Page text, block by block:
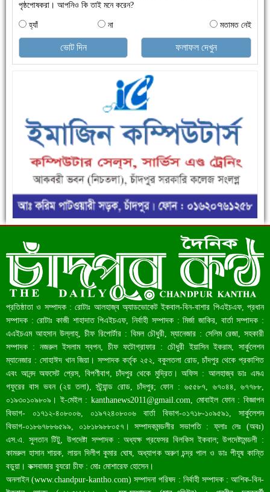
এক সপ্তাহে শনাক্ত বেড়েছে ৫৫%, মৃত্যু ৪৬%
ফরিদগঞ্জে ড্রেন ও সড়ক নির্মাণে ধীরগতি জনদুর্ভোগ চরমে
রেকর্ড ৪৫.৪৬ বিলিয়ন ডলারের রিজার্ভ
বাংলাদেশ আজ মধ্যম আয়ের দেশে উন্নীত হওয়ার পথে
পৃষ্ঠপোষকরা। আপনিও কি তাই মনে করেন?
হ্যাঁ না মতামত নেই
ভোট দিন ফলাফল দেখুন
প্রতিষ্ঠাতা ও সম্পাদক : রোটাঃ আলহাজ্ব অ্যাডভোকেট ইকবাল-বিন-বাশার পিএইচএফ, প্রধান
সম্পাদক : রোটাঃ কাজী শাহাদাত পিএইচএফ, নির্বাহী সম্পাদক : মির্জা জাকির, বার্তা সম্পাদক :
এএইচএম আহসান উল্লাহ্, চীফ রিপোর্টার : বিমল চৌধুরী, ম্যানেজার : সেলিম রেজা, সহকারী
সম্পাদক : নজরুল ইসলাম স্বপন, চীফ ফটোগ্রাফার : চৌধুরী ইয়াসিন ইকরাম, সার্কুলেশন
ম্যানেজার : সোহাঈদ খান জিয়া। সম্পাদক কর্তৃক ২৫২, বকুলতলা রোড, চাঁদপুর থেকে প্রকাশিত
এবং আনন্দ অফসেট প্রেস, বিপণীবাগ, চাঁদপুর থেকে মুদ্রিত। অফিস : আলহাজ্ব ডাঃ এমএ
গফুরের বাস ভবন (২য় তলা), স্ট্র্যান্ড রোড, চাঁদপুর; ফোন : ৬৫৫৮৭, ৬৭০৪৪, ৬৭৭৮৮,
০১৯৩০১০৯৮০৯। ই-মেইল :kanthanews2011@gmail.com , মোবাইল ফোন : বিজ্ঞাপন
বিভাগ- ০১৭১২-৪০৮০০৬, ০১৯৭২৪০৮০০৬ বার্তা বিভাগ-০১৭১৮-১০৯৫৯১, সার্কুলেশন
বিভাগ-০১৮৬৭৮৮৬৫৯৯, ০১৮১৮৯৮৮০৫৭। সম্পাদকমন্ডলীর সভাপতি : ফ্লাঃ লেঃ (অবঃ)
এস.এ. সুলতান টিটু, উপদেষ্টা সম্পাদক : অধ্যক্ষ প্রফেসর বিলকিস ইকবাল; উপদেষ্টামন্ডলী :
কামরুল হাসান শায়ক, লায়ন দিলীপ কুমার ঘোষ, অধ্যাপক অরুণ চন্দ্র পাল ও ডাঃ পীযূষ কান্তি
বড়ুয়া। কক্সবাজার ব্যুরো চীফ : মোঃ মোশারেফ হোসেন।
অনলাইন (www.chandpur-kantho.com) সম্পাদনা পরিষদ : নির্বাহী সম্পাদক : আশিক-বিন-